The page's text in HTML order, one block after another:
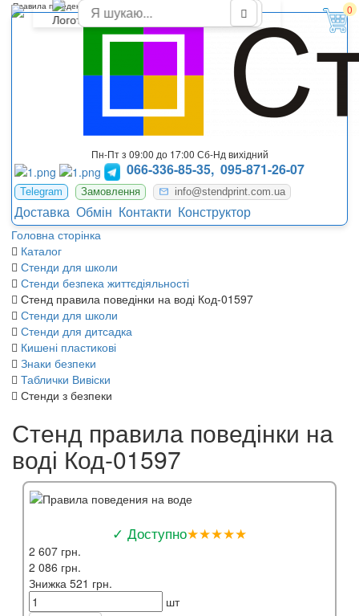
0
Пн-Пт з 09:00 до 17:00 Сб-Нд вихідний
066-336-85-35, 095-871-26-07
Telegram Замовлення info@stendprint.com.ua
Доставка Обмін Контакти Конструктор
Головна сторінка
Каталог
Стенди для школи
Стенди безпека життєдіяльності
Стенд правила поведінки на воді Код-01597
Стенди для школи
Стенди для дитсадка
Кишені пластикові
Знаки безпеки
Таблички Вивіски
Стенди з безпеки
Правила поведения на воде
Стенд правила поведінки на
воді Код-01597
✓ Доступно★★★★★
2 607 грн.
2 086 грн.
Знижка 521 грн.
шт